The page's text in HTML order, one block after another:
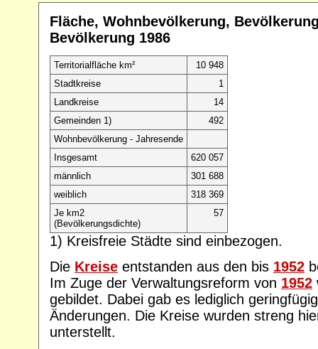
Fläche, Wohnbevölkerung,
Bevölkerung 1986
Territorialfläche km²
10 948
Stadtkreise
1
Landkreise
14
Gemeinden 1)
492
Wohnbevölkerung - Jahresende
Insgesamt
620 057
männlich
301 688
weiblich
318 369
Je km2
(Bevölkerungsdichte)
57
1) Kreisfreie Städte sind einbezogen.
Die Kreise entstanden aus den bis 1952
Im Zuge der Verwaltungsreform von 1952
gebildet. Dabei gab es lediglich
Änderungen. Die Kreise wurden streng
unterstellt.